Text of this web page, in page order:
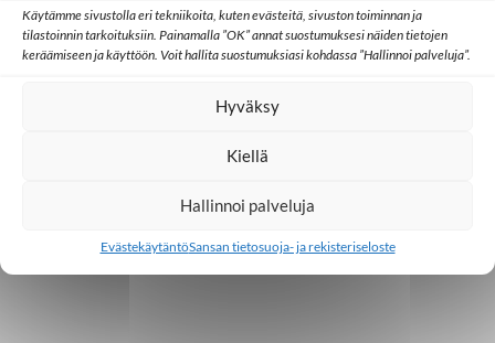
Käytämme sivustolla eri tekniikoita, kuten evästeitä, sivuston toiminnan ja
tilastoinnin tarkoituksiin. Painamalla ”OK” annat suostumuksesi näiden tietojen
keräämiseen ja käyttöön. Voit hallita suostumuksiasi kohdassa ”Hallinnoi palveluja”.
Hyväksy
Kiellä
Hallinnoi palveluja
EvästekäytäntöSansan tietosuoja- ja rekisteriseloste